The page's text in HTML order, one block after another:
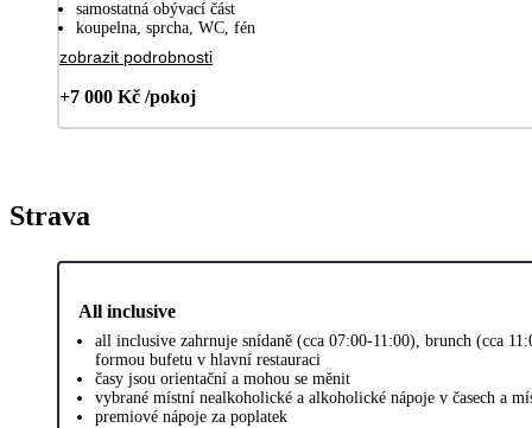
samostatná obývací část
koupelna, sprcha, WC, fén
zobrazit podrobnosti
+7 000 Kč /pokoj
Strava
All inclusive
all inclusive zahrnuje snídaně (cca 07:00-11:00), brunch (cca
formou bufetu v hlavní restauraci
časy jsou orientační a mohou se měnit
vybrané místní nealkoholické a alkoholické nápoje v časech a
premiové nápoje za poplatek